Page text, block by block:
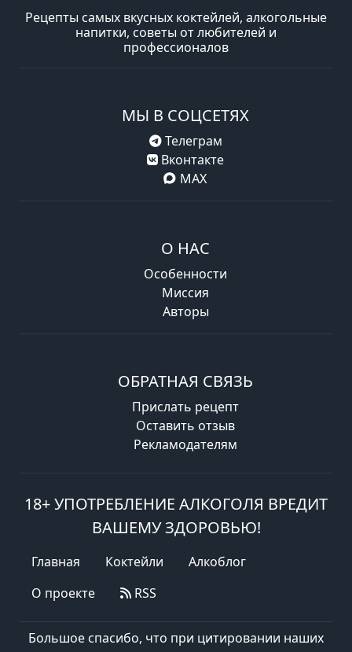
Рецепты самых вкусных коктейлей, алкогольные
напитки, советы от любителей и
профессионалов
МЫ В СОЦСЕТЯХ
Телеграм
Вконтакте
MAX
О НАС
Особенности
Миссия
Авторы
ОБРАТНАЯ СВЯЗЬ
Прислать рецепт
Оставить отзыв
Рекламодателям
18+ УПОТРЕБЛЕНИЕ АЛКОГОЛЯ ВРЕДИТ
ВАШЕМУ ЗДОРОВЬЮ!
Главная Коктейли
Алкоблог
О проекте
RSS
Большое спасибо, что при цитировании наших